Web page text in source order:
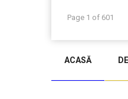
Page 1 of 601
ACASĂ